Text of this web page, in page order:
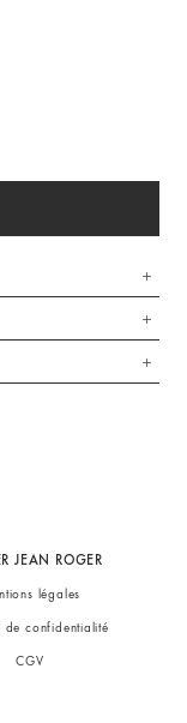
JEAN ROGER
légales
de confidentialité
CGV